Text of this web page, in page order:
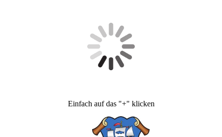
Einfach auf das "+" klicken